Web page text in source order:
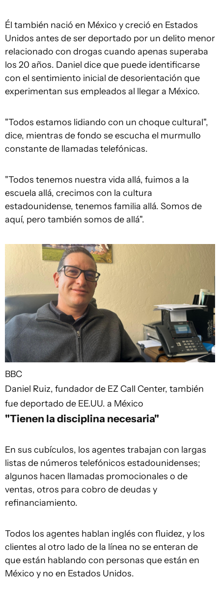
Él también nació en México y creció en Estados
Unidos antes de ser deportado por un delito menor
relacionado con drogas cuando apenas superaba
los 20 años. Daniel dice que puede identificarse
con el sentimiento inicial de desorientación que
experimentan sus empleados al llegar a México.
"Todos estamos lidiando con un choque cultural",
dice, mientras de fondo se escucha el murmullo
constante de llamadas telefónicas.
"Todos tenemos nuestra vida allá, fuimos a la
escuela allá, crecimos con la cultura
estadounidense, tenemos familia allá. Somos de
aquí, pero también somos de allá".
BBC
Daniel Ruiz, fundador de EZ Call Center, también
fue deportado de EE.UU. a México
"Tienen la disciplina necesaria"
En sus cubículos, los agentes trabajan con largas
listas de números telefónicos estadounidenses;
algunos hacen llamadas promocionales o de
ventas, otros para cobro de deudas y
refinanciamiento.
Todos los agentes hablan inglés con fluidez, y los
clientes al otro lado de la línea no se enteran de
que están hablando con personas que están en
México y no en Estados Unidos.